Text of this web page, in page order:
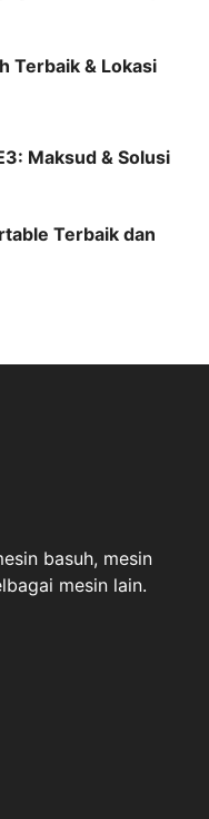
Terbaik & Lokasi
Maksud & Solusi
Terbaik dan
basuh, mesin
mesin lain.